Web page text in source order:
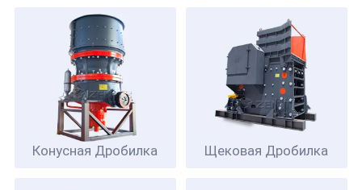
Конусная Дробилка Щековая Дробилка